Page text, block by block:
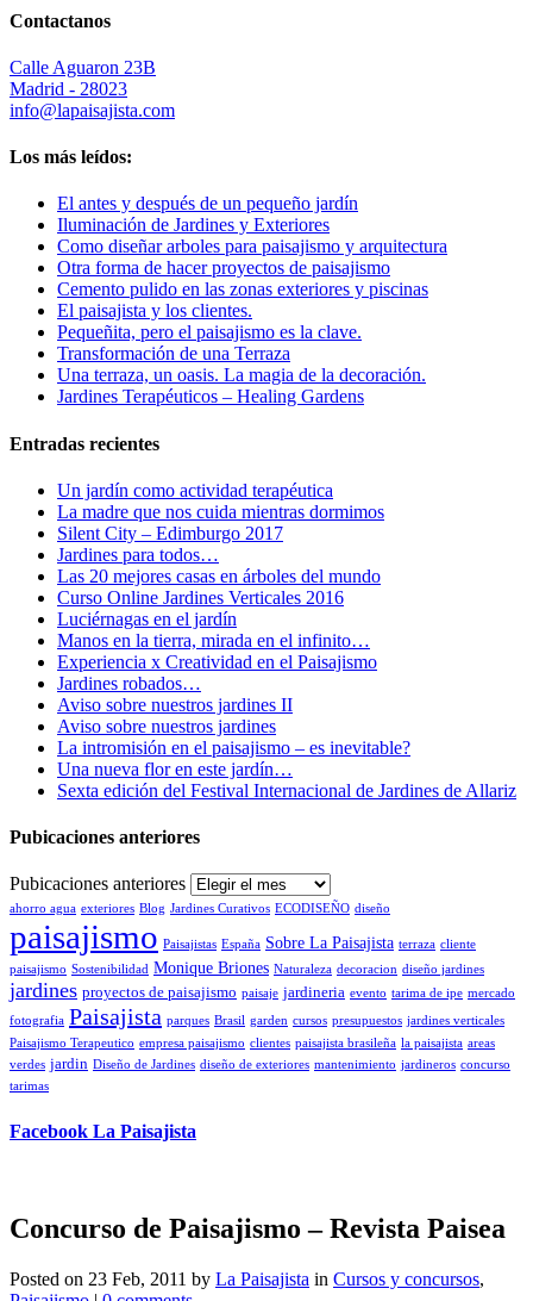
Contactanos
Calle Aguaron 23B
Madrid - 28023
info@lapaisajista.com
Los más leídos:
El antes y después de un pequeño jardín
Iluminación de Jardines y Exteriores
Como diseñar arboles para paisajismo y arquitectura
Otra forma de hacer proyectos de paisajismo
Cemento pulido en las zonas exteriores y piscinas
El paisajista y los clientes.
Pequeñita, pero el paisajismo es la clave.
Transformación de una Terraza
Una terraza, un oasis. La magia de la decoración.
Jardines Terapéuticos – Healing Gardens
Entradas recientes
Un jardín como actividad terapéutica
La madre que nos cuida mientras dormimos
Silent City – Edimburgo 2017
Jardines para todos…
Las 20 mejores casas en árboles del mundo
Curso Online Jardines Verticales 2016
Luciérnagas en el jardín
Manos en la tierra, mirada en el infinito…
Experiencia x Creatividad en el Paisajismo
Jardines robados…
Aviso sobre nuestros jardines II
Aviso sobre nuestros jardines
La intromisión en el paisajismo – es inevitable?
Una nueva flor en este jardín…
Sexta edición del Festival Internacional de Jardines de Allariz
Pubicaciones anteriores
Pubicaciones anteriores
ahorro agua exteriores Blog Jardines Curativos ECODISEÑO diseño
paisajismo Paisajistas España Sobre La Paisajista terraza cliente
paisajismo Sostenibilidad Monique Briones Naturaleza decoracion diseño jardines
jardines proyectos de paisajismo paisaje jardineria evento tarima de ipe mercado
fotografia Paisajista parques Brasil garden cursos presupuestos jardines verticales
Paisajismo Terapeutico empresa paisajismo clientes paisajista brasileña la paisajista areas
verdes jardin Diseño de Jardines diseño de exteriores mantenimiento jardineros concurso
tarimas
Facebook La Paisajista
Concurso de Paisajismo – Revista Paisea
Posted on 23 Feb, 2011 by La Paisajista in Cursos y concursos,